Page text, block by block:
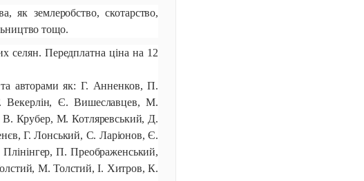
як землеробство, скотарство,
тощо.
селян. Передплатна ціна на 12
та авторами як: Г. Анненков, П.
Векерлін, Є. Вишеславцев, М.
Крубер, М. Котляревський, Д.
Г. Лонський, С. Ларіонов, Є.
П. Преображенський,
М. Толстий, І. Хитров, К.